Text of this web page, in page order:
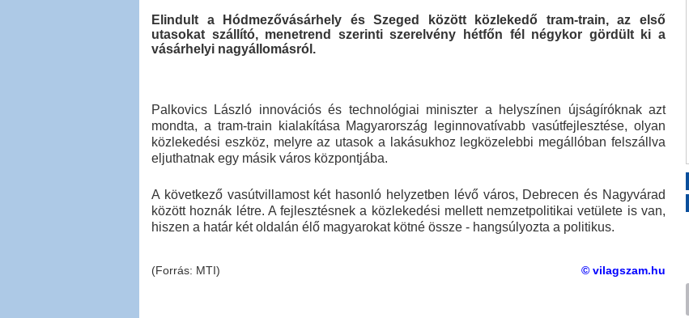
Elindult a Hódmezővásárhely és Szeged között közlekedő tram-train, az első
utasokat szállító, menetrend szerinti szerelvény hétfőn fél négykor gördült ki a
vásárhelyi nagyállomásról.
Palkovics László innovációs és technológiai miniszter a helyszínen újságíróknak azt
mondta, a tram-train kialakítása Magyarország leginnovatívabb vasútfejlesztése, olyan
közlekedési eszköz, melyre az utasok a lakásukhoz legközelebbi megállóban felszállva
eljuthatnak egy másik város központjába.
A következő vasútvillamost két hasonló helyzetben lévő város, Debrecen és Nagyvárad
között hoznák létre. A fejlesztésnek a közlekedési mellett nemzetpolitikai vetülete is van,
hiszen a határ két oldalán élő magyarokat kötné össze - hangsúlyozta a politikus.
© vilagszam.hu
(Forrás: MTI)